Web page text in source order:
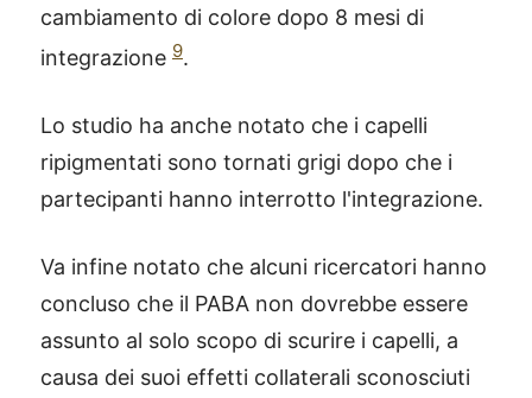
cambiamento di colore dopo 8 mesi di
integrazione 9.
Lo studio ha anche notato che i capelli
ripigmentati sono tornati grigi dopo che i
partecipanti hanno interrotto l'integrazione.
Va infine notato che alcuni ricercatori hanno
concluso che il PABA non dovrebbe essere
assunto al solo scopo di scurire i capelli, a
causa dei suoi effetti collaterali sconosciuti